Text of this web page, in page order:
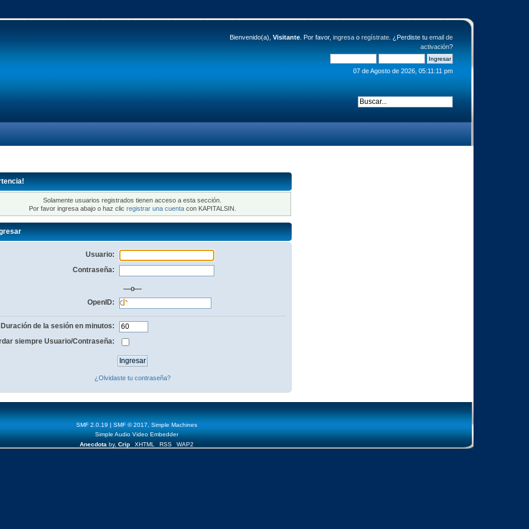
Bienvenido(a), Visitante. Por favor, ingresao regístrate. ¿Perdiste tu email de
activación?
07 de Agosto de 2026, 05:11:11 pm
Solamente usuarios registrados tienen acceso a esta sección.
Por favor ingresa abajo o haz clic registrar una cuentacon KAPITALSIN.
Usuario:
Contraseña:
—o—
OpenID:
Duración de la sesión en minutos:
siempre Usuario/Contraseña:
¿Olvidaste tu contraseña?
SMF 2.0.19 | SMF © 2017
Simple Machines
Simple Audio Video Embedder
Anecdota by, Crip XHTML RSS WAP2